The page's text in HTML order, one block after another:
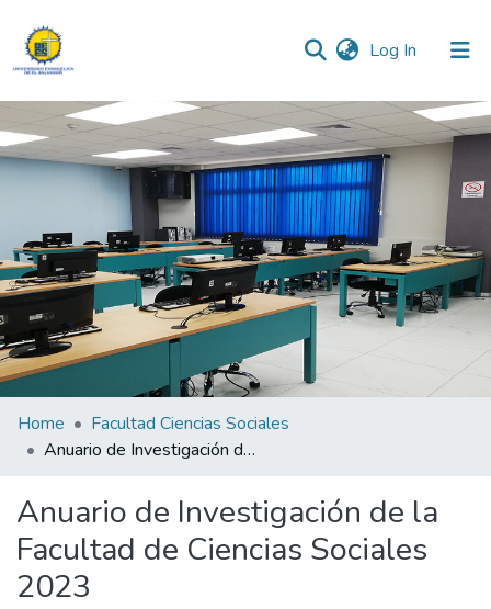
Log In (current)
Communities & Collections
All of DSpace
Home
Facultad Ciencias Sociales
Anuario de Investigación de la Facultad de Ciencias Sociales 2023
Anuario de Investigación de la
Facultad de Ciencias Sociales
2023